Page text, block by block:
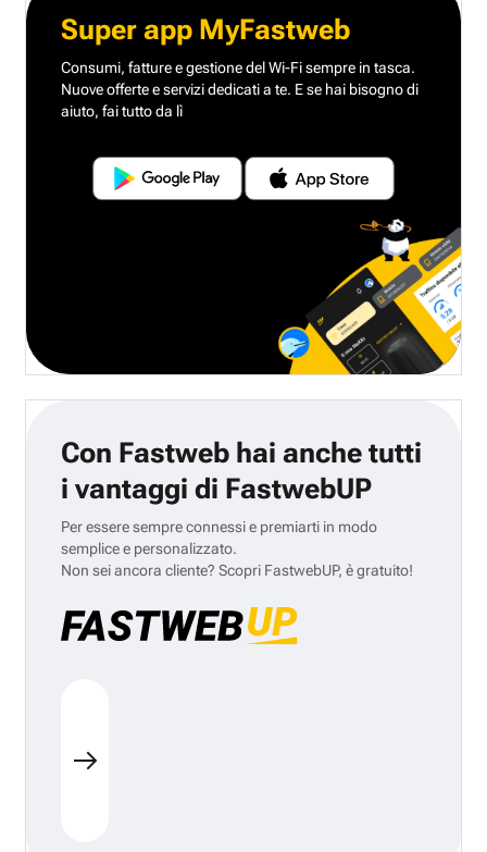
Super app MyFastweb
Consumi, fatture e gestione del Wi-Fi sempre in tasca.
Nuove offerte e servizi dedicati a te. E se hai bisogno di
aiuto, fai tutto da lì
Con Fastweb hai anche tutti
i vantaggi di FastwebUP
Per essere sempre connessi e premiarti in modo
semplice e personalizzato.
Non sei ancora cliente? Scopri FastwebUP, è gratuito!